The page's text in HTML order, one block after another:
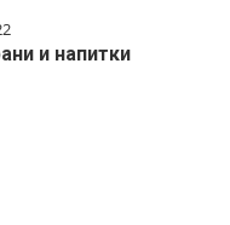
и напитки